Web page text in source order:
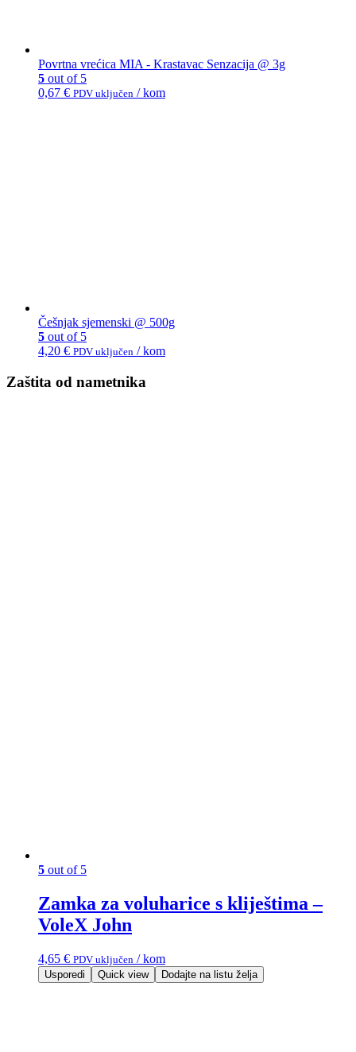
Povrtna vrećica MIA - Krastavac Senzacija @ 3g
5 out of 5
0,67 € PDV uključen / kom
Češnjak sjemenski @ 500g
5 out of 5
4,20 € PDV uključen / kom
Zaštita od nametnika
5 out of 5
Zamka za voluharice s kliještima –
VoleX John
4,65 € PDV uključen / kom
Usporedi Quick view Dodajte na listu želja